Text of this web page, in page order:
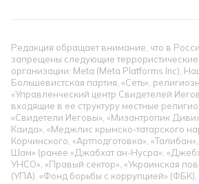
Редакция обращает внимание, что в
запрещены следующие террористические
организации: Meta (Meta Platforms Inc),
Большевистская партия, «Сеть»,
«Управленческий центр Свидетелей
входящие в ее структуру местные
«Свидетели Иеговы», «Мизантропик
Каида», «Меджлис крымско-татарского
Корчинского, «Артподготовка»,
Шам» (ранее «Джабхат ан-Нусра»,
УНСО», «Правый сектор», «Украинская
(УПА). «Фонд борьбы с коррупцией»